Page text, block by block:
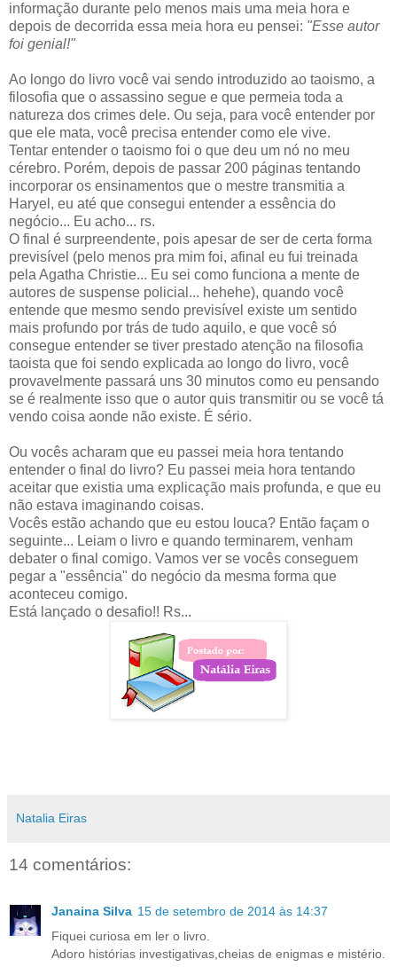
informação durante pelo menos mais uma meia hora e
depois de decorrida essa meia hora eu pensei: "Esse autor
foi genial!"
Ao longo do livro você vai sendo introduzido ao taoismo, a
filosofia que o assassino segue e que permeia toda a
natureza dos crimes dele. Ou seja, para você entender por
que ele mata, você precisa entender como ele vive.
Tentar entender o taoismo foi o que deu um nó no meu
cérebro. Porém, depois de passar 200 páginas tentando
incorporar os ensinamentos que o mestre transmitia a
Haryel, eu até que consegui entender a essência do
negócio... Eu acho... rs.
O final é surpreendente, pois apesar de ser de certa forma
previsível (pelo menos pra mim foi, afinal eu fui treinada
pela Agatha Christie... Eu sei como funciona a mente de
autores de suspense policial... hehehe), quando você
entende que mesmo sendo previsível existe um sentido
mais profundo por trás de tudo aquilo, e que você só
consegue entender se tiver prestado atenção na filosofia
taoista que foi sendo explicada ao longo do livro, você
provavelmente passará uns 30 minutos como eu pensando
se é realmente isso que o autor quis transmitir ou se você tá
vendo coisa aonde não existe. É sério.
Ou vocês acharam que eu passei meia hora tentando
entender o final do livro? Eu passei meia hora tentando
aceitar que existia uma explicação mais profunda, e que eu
não estava imaginando coisas.
Vocês estão achando que eu estou louca? Então façam o
seguinte... Leiam o livro e quando terminarem, venham
debater o final comigo. Vamos ver se vocês conseguem
pegar a "essência" do negócio da mesma forma que
aconteceu comigo.
Está lançado o desafio!! Rs...
Natalia Eiras
14 comentários:
Janaina Silva 15 de setembro de 2014 às 14:37
Fiquei curiosa em ler o livro.
Adoro histórias investigativas,cheias de enigmas e mistério.